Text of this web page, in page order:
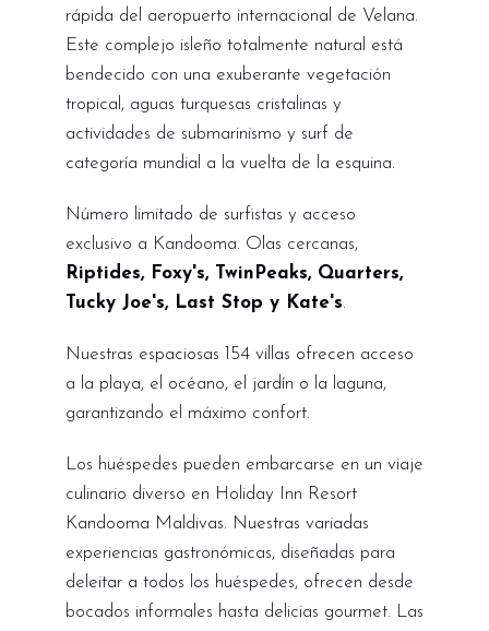
rápida del aeropuerto internacional de Velana.
Este complejo isleño totalmente natural está
bendecido con una exuberante vegetación
tropical, aguas turquesas cristalinas y
actividades de submarinismo y surf de
categoría mundial a la vuelta de la esquina.
Número limitado de surfistas y acceso
exclusivo a Kandooma. Olas cercanas,
Riptides, Foxy's, TwinPeaks, Quarters,
Tucky Joe's, Last Stop y Kate's.
Nuestras espaciosas 154 villas ofrecen acceso
a la playa, el océano, el jardín o la laguna,
garantizando el máximo confort.
Los huéspedes pueden embarcarse en un viaje
culinario diverso en Holiday Inn Resort
Kandooma Maldivas. Nuestras variadas
experiencias gastronómicas, diseñadas para
deleitar a todos los huéspedes, ofrecen desde
bocados informales hasta delicias gourmet. Las